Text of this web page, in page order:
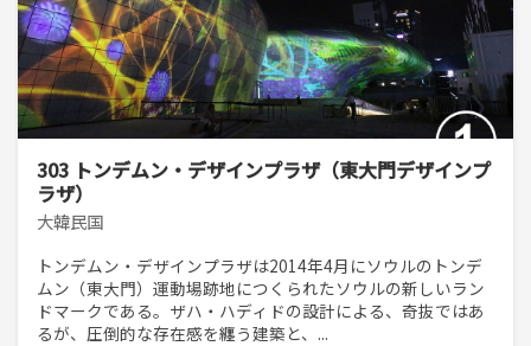
303 トンデムン・デザインプラザ（東大門デザインプ
ラザ）
大韓民国
トンデムン・デザインプラザは2014年4月にソウルのトンデ
ムン（東大門）運動場跡地につくられたソウルの新しいラン
ドマークである。ザハ・ハディドの設計による、奇抜ではあ
るが、圧倒的な存在感を纏う建築と、...